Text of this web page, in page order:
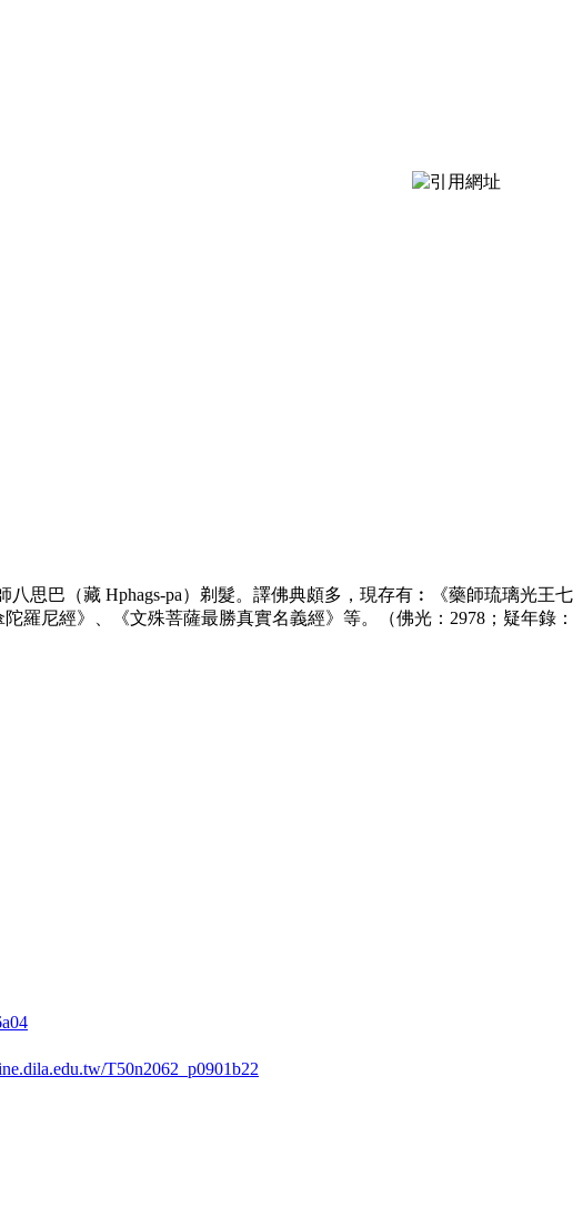
思巴（藏 Hphags-pa）剃髮。譯佛典頗多，現存有︰《藥師琉璃光王七
尼經》、《文殊菩薩最勝真實名義經》等。（佛光：2978；疑年錄：
T50n2062_p0901b22